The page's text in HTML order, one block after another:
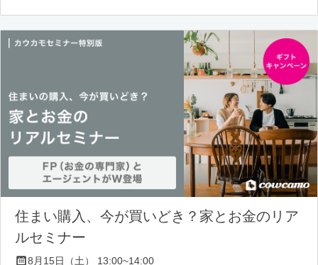
住まい購入、今が買いどき？家とお金のリア
ルセミナー
8月15日（土） 13:00~14:00